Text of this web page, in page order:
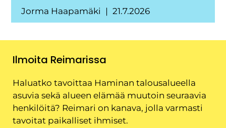
Jorma Haapamäki 21.7.2026
Ilmoita Reimarissa
Haluatko tavoittaa Haminan talousalueella
asuvia sekä alueen elämää muutoin seuraavia
henkilöitä? Reimari on kanava, jolla varmasti
tavoitat paikalliset ihmiset.